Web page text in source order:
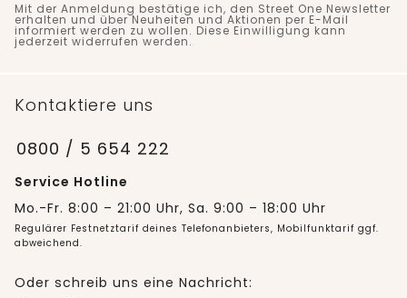
Mit der Anmeldung bestätige ich, den Street One Newsletter
erhalten und über Neuheiten und Aktionen per E-Mail
informiert werden zu wollen. Diese Einwilligung kann
jederzeit widerrufen werden.
Kontaktiere uns
0800 / 5 654 222
Service Hotline
Mo.-Fr. 8:00 – 21:00 Uhr, Sa. 9:00 – 18:00 Uhr
Regulärer Festnetztarif deines Telefonanbieters, Mobilfunktarif ggf.
abweichend.
Oder schreib uns eine Nachricht: